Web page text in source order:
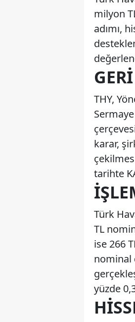
milyon
adımı,
THY,
karar,
tarihte
Türk
TL
ise 266
nominal
yüzde